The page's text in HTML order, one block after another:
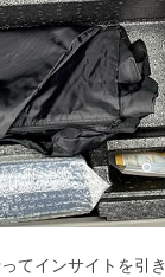
てインサイトを引